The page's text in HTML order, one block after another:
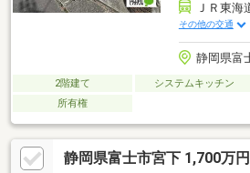
ＪＲ東海
その他の交通
静岡県富
2階建て システムキッチン
所有権
静岡県富士市宮下 1,700万